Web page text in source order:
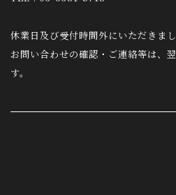
休業日及び受付時間外にいただきま
お問い合わせの確認・ご連絡等は、
す。